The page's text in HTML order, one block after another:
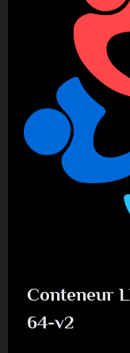
Conteneur
64-v2